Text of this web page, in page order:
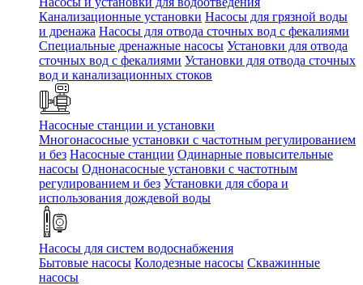
Канализационные установки Насосы для грязной воды
и дренажа Насосы для отвода сточных вод c фекалиями
Специальные дренажные насосы Установки для отвода
сточных вод c фекалиями Установки для отвода сточных
вод и канализационных стоков
Насосные станции и установки
Многонасосные установки с частотным регулированием
и без Насосные станции Одинарные повысительные
насосы Однонасосные установки с частотным
регулированием и без Установки для сбора и
использования дождевой воды
Насосы для систем водоснабжения
Бытовые насосы Колодезные насосы Скважинные
насосы